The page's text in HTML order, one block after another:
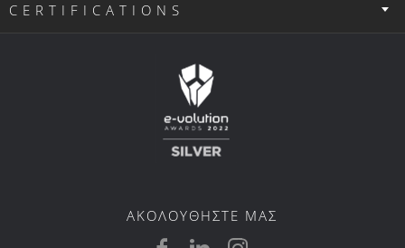
CERTIFICATIONS
ΑΚΟΛΟΥΘΗΣΤΕ ΜΑΣ